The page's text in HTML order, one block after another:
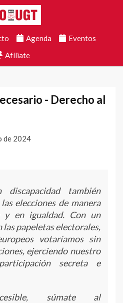
Agenda
Eventos
Afíliate
- Derecho al
de 2024
discapacidad también
elecciones de manera
y en igualdad. Con un
las papeletas electorales,
votaríamos sin
ejerciendo nuestro
secreta e
súmate al